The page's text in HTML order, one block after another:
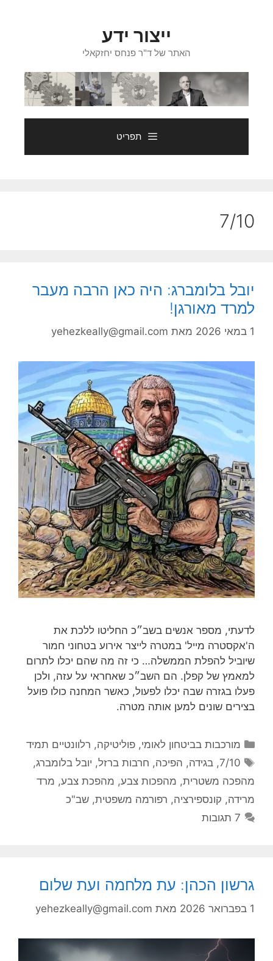
ייצור ידע
האתר של ד"ר פנחס יחזקאלי
תפריט
7/10
יובל בלומברג: היה כאן הרבה מעבר
למרד מאורגן!
1 במאי 2026 מאת yehezkeally@gmail.com
לדעתי, מספר אנשים בשב״כ החליטו ללכת את
ה'אקסטרה מייל' במטרה לייצר אירוע בטחוני חמור
שיוביל להפלת הממשלה… כי זה מה שהם יכלו לתרום
למאמץ של קפלן. הם השב״כ שאחראי על עזה, ולכן
פעלו בגזרה שבה יכלו לפעול, כאשר המחנה כולו פועל
בצירים שונים למען אותה מטרה.
קטגוריות
מורכבות בביטחון לאומי,פוליטיקה, רלוונטיים תמיד
תגיות
7/10
,בגידה, הפיכה, חרבות ברזל, יובל בלומברג,
מהפכה משטרית, מהפכות צבע, מהפכת צבע, מרד
מרידה, קונספירציה, רפורמה משפטית, שב"כ
7 תגובות
גרשון הכהן: עת מלחמה ועת שלום
1 בפברואר 2026 מאת yehezkeally@gmail.com